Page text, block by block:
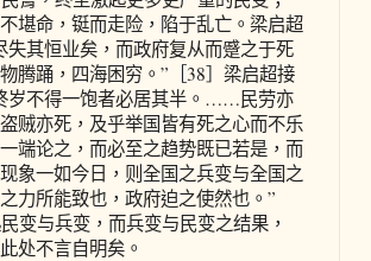
堪命，铤而走险，陷于乱亡。梁启超
其恒业矣，而政府复从而蹙之于死
腾踊，四海困穷。”［38］梁启超接
岁不得一饱者必居其半。……民劳亦
贼亦死，及乎举国皆有死之心而不乐
端论之，而必至之趋势既已若是，而
象一如今日，则全国之兵变与全国之
力所能致也，政府迫之使然也。”
变与兵变，而兵变与民变之结果，
处不言自明矣。